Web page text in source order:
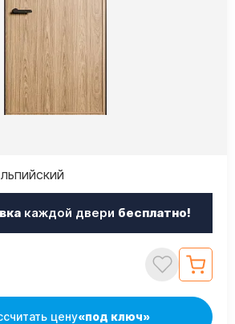
каждой двери бесплатно!
цену«под ключ»